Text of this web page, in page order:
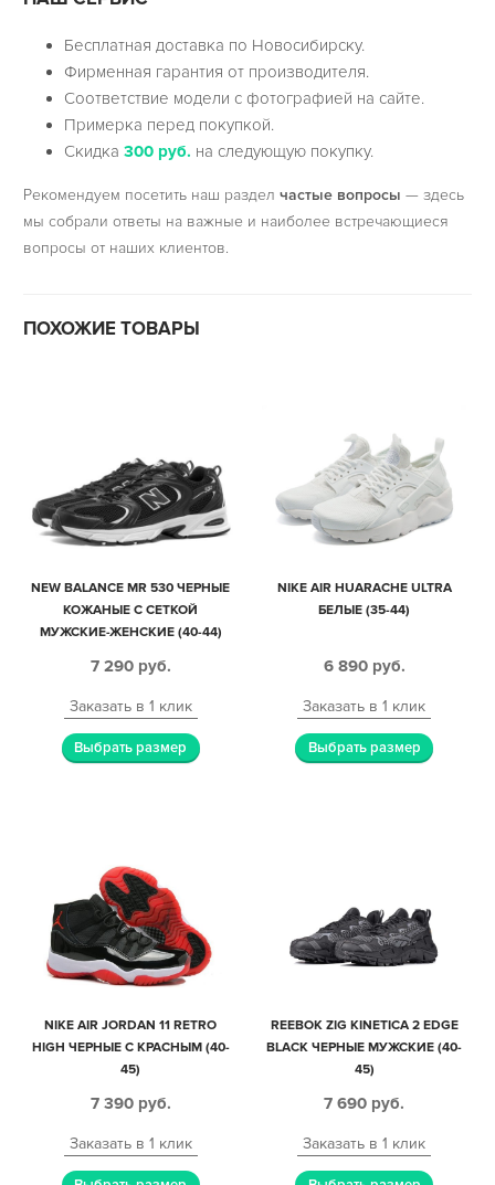
Бесплатная доставка по Новосибирску.
Фирменная гарантия от производителя.
Соответствие модели с фотографией на сайте.
Примерка перед покупкой.
Скидка300 руб. на следующую покупку.
Рекомендуем посетить наш раздел частые вопросы — здесь
мы собрали ответы на важные и наиболее встречающиеся
вопросы от наших клиентов.
ПОХОЖИЕ ТОВАРЫ
NEW BALANCE MR 530 ЧЕРНЫЕ
КОЖАНЫЕ С СЕТКОЙ
МУЖСКИЕ-ЖЕНСКИЕ (40-44)
7 290 руб.
Заказать в 1 клик
Выбрать размер
NIKE AIR HUARACHE ULTRA
БЕЛЫЕ (35-44)
6 890 руб.
Заказать в 1 клик
Выбрать размер
NIKE AIR JORDAN 11 RETRO
HIGH ЧЕРНЫЕ С КРАСНЫМ (40-
45)
7 390 руб.
Заказать в 1 клик
REEBOK ZIG KINETICA 2 EDGE
BLACK ЧЕРНЫЕ МУЖСКИЕ (40-
45)
7 690 руб.
Заказать в 1 клик